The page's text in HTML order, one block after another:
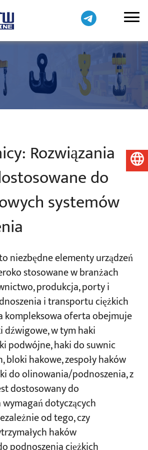
Rozwiązania
do
systemów
niezbędne elementy urządzeń
stosowane w branżach
produkcja, porty i
i transportu ciężkich
kompleksowa oferta obejmuje
w tym haki
podwójne, haki do suwnic
bloki hakowe, zespoły haków
do olinowania/podnoszenia, z
dostosowany do
dotyczących
od tego, czy
haków
Polski